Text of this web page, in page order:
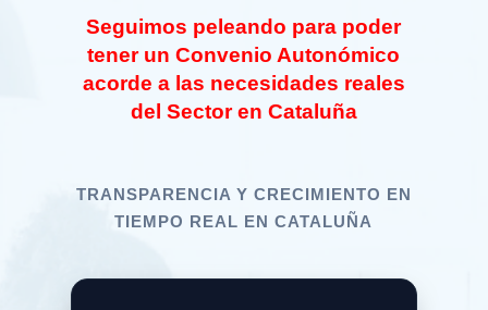
Seguimos peleando para poder
tener un Convenio Autonómico
acorde a las necesidades reales
del Sector en Cataluña
TRANSPARENCIA Y CRECIMIENTO EN
TIEMPO REAL EN CATALUÑA